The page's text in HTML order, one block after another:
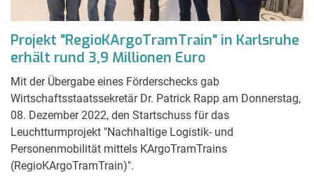
Projekt "RegioKArgoTramTrain" in Karlsruhe
erhält rund 3,9 Millionen Euro
Mit der Übergabe eines Förderschecks gab
Wirtschaftsstaatssekretär Dr. Patrick Rapp am Donnerstag,
08. Dezember 2022, den Startschuss für das
Leuchtturmprojekt "Nachhaltige Logistik- und
Personenmobilität mittels KArgoTramTrains
(RegioKArgoTramTrain)".